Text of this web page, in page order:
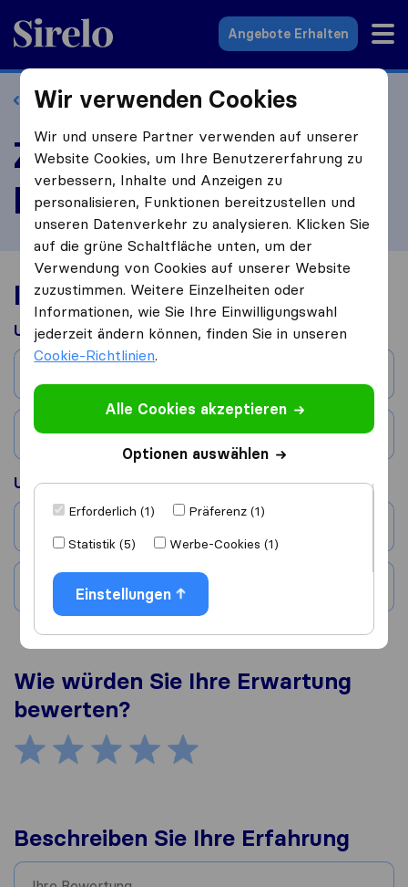
Sirelo.at
Angebote Erhalten
Zurück zum Profil
Zentralumzug
bewerten
Ihre Umzugserfahrung
Umgezogen aus
Land
Umgezogen nach
Land
Wie würden Sie Ihre Erwartung
bewerten?
Beschreiben Sie Ihre Erfahrung
Wir verwenden Cookies
Wir und unsere Partner verwenden auf unserer
Website Cookies, um Ihre Benutzererfahrung zu
verbessern, Inhalte und Anzeigen zu
personalisieren, Funktionen bereitzustellen und
unseren Datenverkehr zu analysieren. Klicken Sie
auf die grüne Schaltfläche unten, um der
Verwendung von Cookies auf unserer Website
zuzustimmen. Weitere Einzelheiten oder
Informationen, wie Sie Ihre Einwilligungswahl
jederzeit ändern können, finden Sie in unseren
Cookie-Richtlinien.
Alle Cookies akzeptieren
Optionen auswählen
Erforderlich (1)
Präferenz (1)
Statistik (5)
Werbe-Cookies (1)
Einstellungen